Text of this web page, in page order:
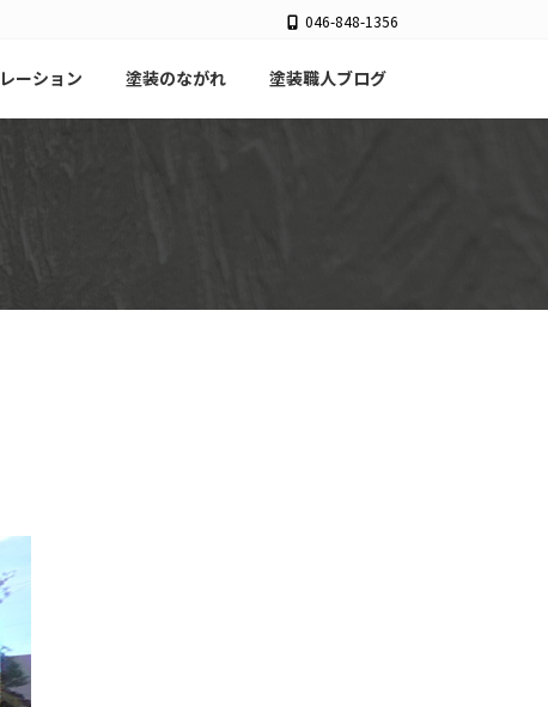
046-848-1356
ーション 塗装のながれ 塗装職人ブログ